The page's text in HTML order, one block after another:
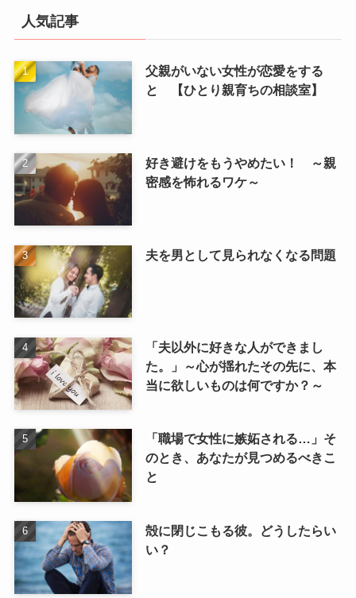
人気記事
父親がいない女性が恋愛をする
と 【ひとり親育ちの相談室】
好き避けをもうやめたい！ ～親
密感を怖れるワケ～
夫を男として見られなくなる問題
「夫以外に好きな人ができまし
た。」～心が揺れたその先に、本
当に欲しいものは何ですか？～
「職場で女性に嫉妬される…」そ
のとき、あなたが見つめるべきこ
と
殻に閉じこもる彼。どうしたらい
い？